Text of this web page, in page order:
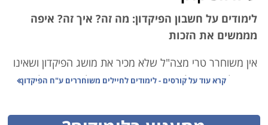
לימודים על חשבון הפיקדון: מה זה? איך זה? איפה
מממשים את הזכות
אין משוחרר טרי מצה"ל שלא מכיר את מושג הפיקדון ושאינו
רוצה לדעת איך לעשות בו שימוש. הקרן להכוונת חיילים
שבהם ניתן למשוך את הכסף שנצבר במהלך חודשי השירות
קרא עוד עלקורסים - לימודים לחיילים משוחררים ע"ח הפיקדון